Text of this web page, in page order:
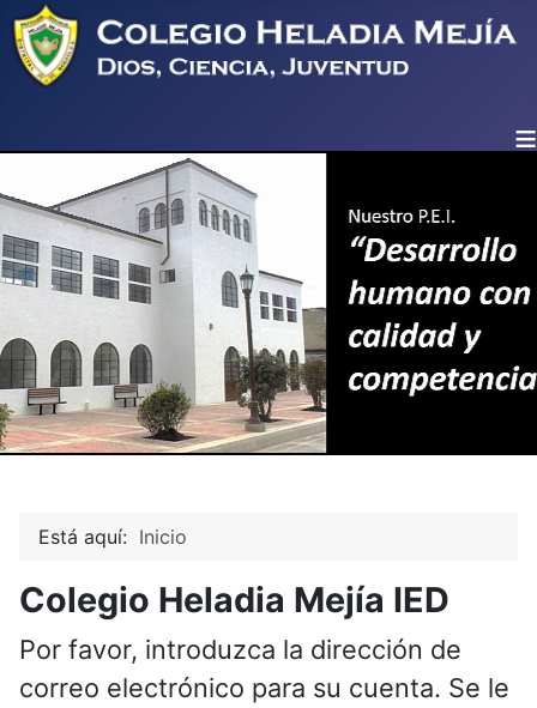
≡
Está aquí: Inicio
Colegio Heladia Mejía IED
Por favor, introduzca la dirección de
correo electrónico para su cuenta. Se le